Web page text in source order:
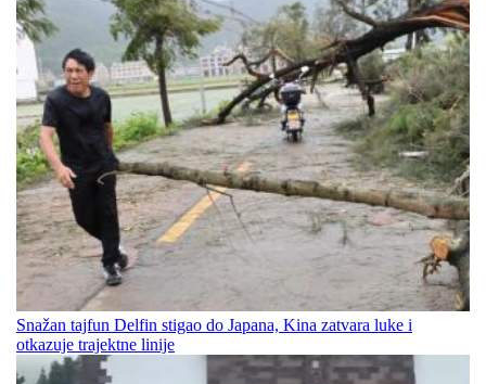
Snažan tajfun Delfin stigao do Japana, Kina zatvara luke i
otkazuje trajektne linije